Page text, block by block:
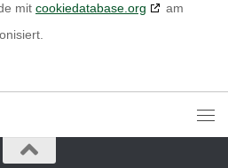
mit cookiedatabase.org
am